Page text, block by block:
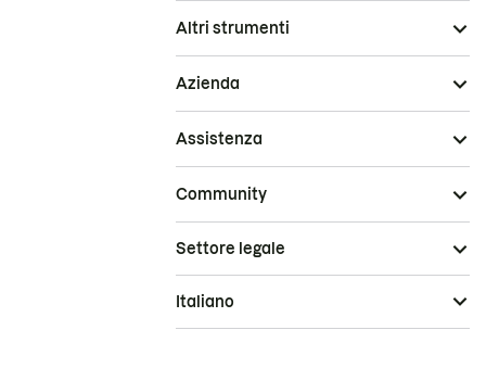
Altri strumenti
Azienda
Assistenza
Community
Settore legale
Italiano